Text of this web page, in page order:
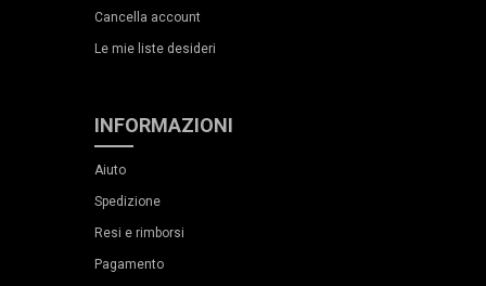
Cancella account
Le mie liste desideri
INFORMAZIONI
Aiuto
Spedizione
Resi e rimborsi
Pagamento